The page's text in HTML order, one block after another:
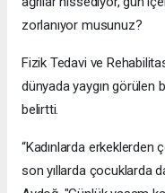
zorlanıyor musunuz?
Fizik Tedavi ve
dünyada yaygın görülen
belirtti.
“Kadınlarda erkeklerden
son yıllarda çocuklarda